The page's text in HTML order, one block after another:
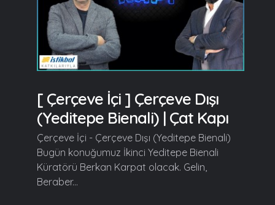
[ Çerçeve İçi ] Çerçeve Dışı
(Yeditepe Bienali) | Çat Kapı
Çerçeve İçi - Çerçeve Dışı (Yeditepe Bienali)
Bugün konuğumuz İkinci Yeditepe Bienali
Küratörü Berkan Karpat olacak. Gelin,
Beraber...